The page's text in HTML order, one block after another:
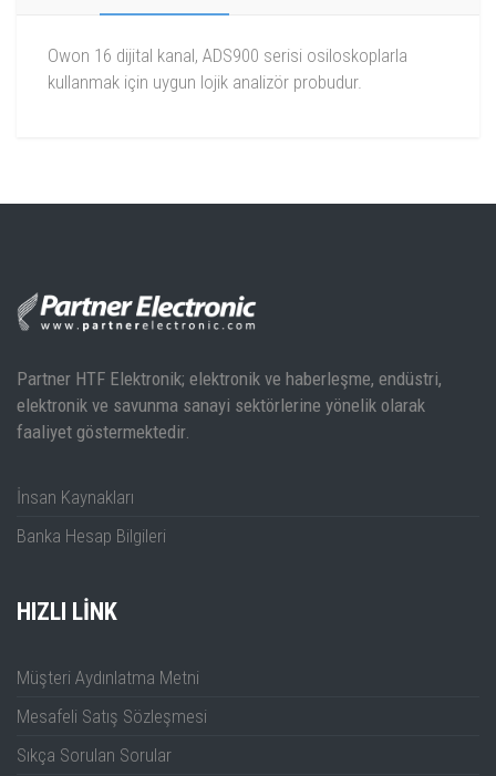
Owon 16 dijital kanal, ADS900 serisi osiloskoplarla
kullanmak için uygun lojik analizör probudur.
Partner HTF Elektronik; elektronik ve haberleşme, endüstri,
elektronik ve savunma sanayi sektörlerine yönelik olarak
faaliyet göstermektedir.
İnsan Kaynakları
Banka Hesap Bilgileri
HIZLI LINK
Müşteri Aydınlatma Metni
Mesafeli Satış Sözleşmesi
Sıkça Sorulan Sorular